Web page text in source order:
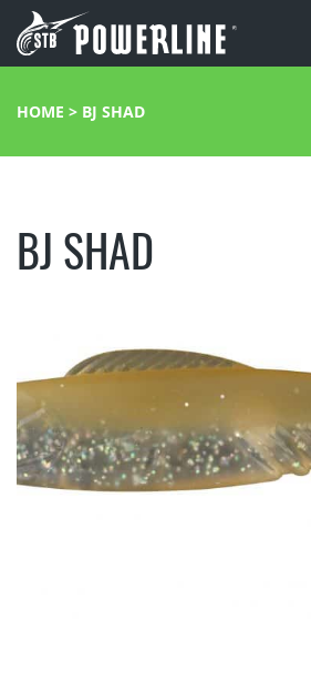
HOME > BJ SHAD
BJ SHAD